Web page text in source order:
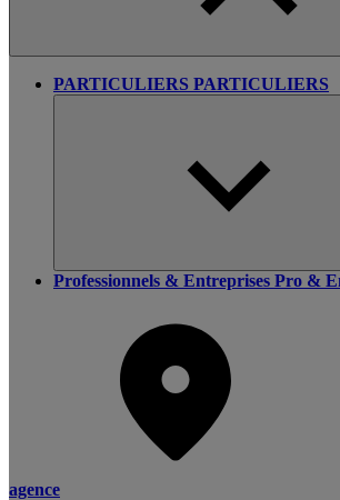
PARTICULIERS PARTICULIERS
Professionnels & Entreprises Pro &
agence